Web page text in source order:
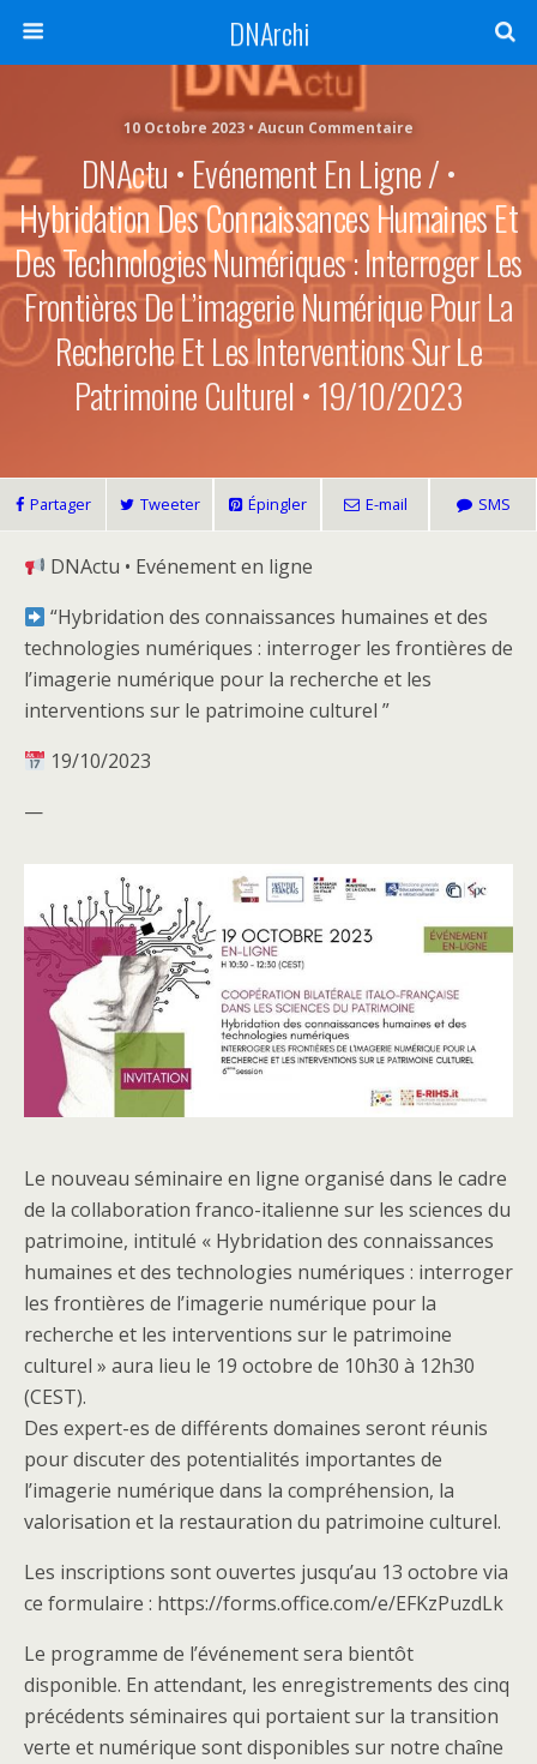
DNArchi
10 Octobre 2023 • Aucun Commentaire
DNActu • Evénement En Ligne / •
Hybridation Des Connaissances Humaines Et
Des Technologies Numériques : Interroger Les
Frontières De L’imagerie Numérique Pour La
Recherche Et Les Interventions Sur Le
Patrimoine Culturel • 19/10/2023
Partager Tweeter Épingler E-mail SMS
DNActu • Evénement en ligne
“Hybridation des connaissances humaines et des
technologies numériques : interroger les frontières de
l’imagerie numérique pour la recherche et les
interventions sur le patrimoine culturel ”
19/10/2023
—
Le nouveau séminaire en ligne organisé dans le cadre
de la collaboration franco-italienne sur les sciences du
patrimoine, intitulé « Hybridation des connaissances
humaines et des technologies numériques : interroger
les frontières de l’imagerie numérique pour la
recherche et les interventions sur le patrimoine
culturel » aura lieu le 19 octobre de 10h30 à 12h30
(CEST).
Des expert-es de différents domaines seront réunis
pour discuter des potentialités importantes de
l’imagerie numérique dans la compréhension, la
valorisation et la restauration du patrimoine culturel.
Les inscriptions sont ouvertes jusqu’au 13 octobre via
ce formulaire : https://forms.office.com/e/EFKzPuzdLk
Le programme de l’événement sera bientôt
disponible. En attendant, les enregistrements des cinq
précédents séminaires qui portaient sur la transition
verte et numérique sont disponibles sur notre chaîne